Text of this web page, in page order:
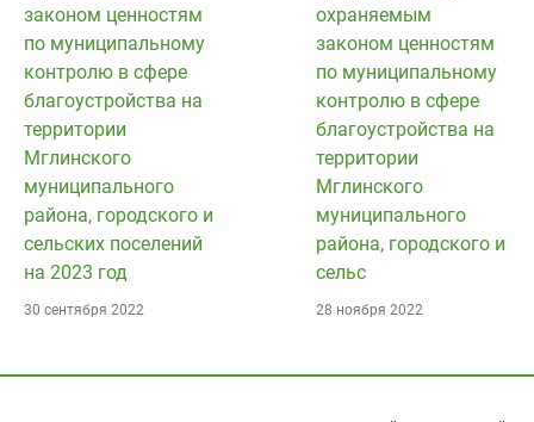
законом ценностям
по муниципальному
контролю в сфере
благоустройства на
территории
Мглинского
муниципального
района, городского и
сельских поселений
на 2023 год
30 сентября 2022
охраняемым
законом ценностям
по муниципальному
контролю в сфере
благоустройства на
территории
Мглинского
муниципального
района, городского и
сельс
28 ноября 2022